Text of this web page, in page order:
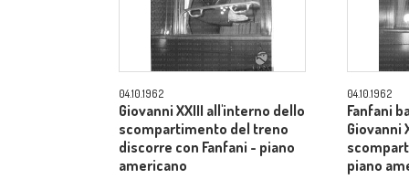
04.10.1962
Giovanni XXIII all'interno dello
scompartimento del treno
discorre con Fanfani - piano
americano
04.10.1962
Fanfani
Giovanni
piano